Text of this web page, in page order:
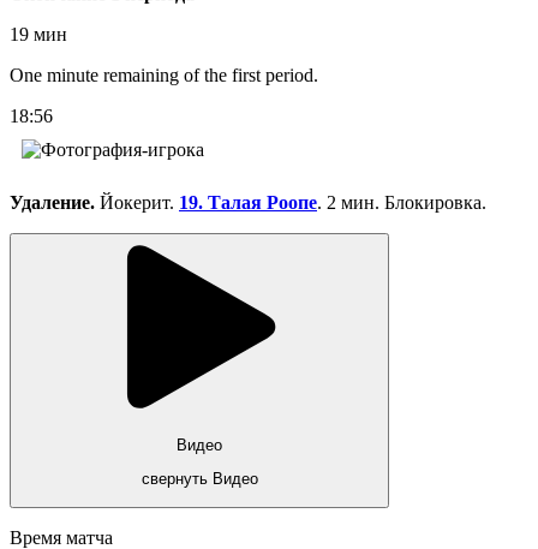
19 мин
One minute remaining of the first period.
18:56
Удаление. Йокерит. 19. Талая Роопе. 2 мин. Блокировка.
Видео
свернуть Видео
Время матча